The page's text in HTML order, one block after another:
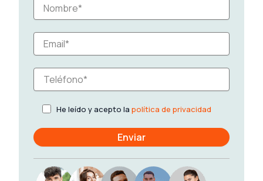
He leído y acepto la política de privacidad